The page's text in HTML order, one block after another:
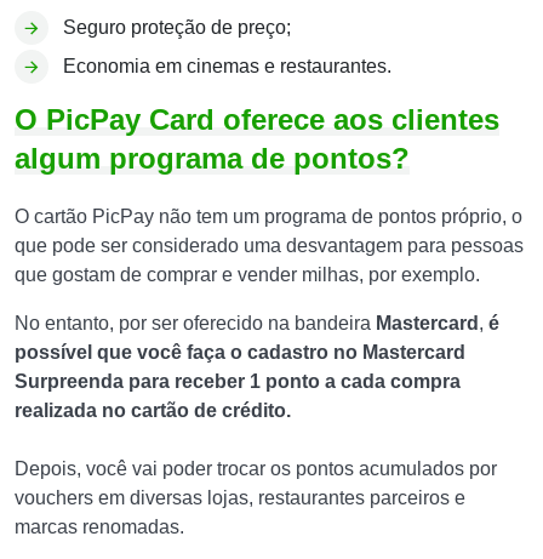
Seguro proteção de preço;
Economia em cinemas e restaurantes.
O PicPay Card oferece aos clientes
algum programa de pontos?
O cartão PicPay não tem um programa de pontos próprio, o
que pode ser considerado uma desvantagem para pessoas
que gostam de comprar e vender milhas, por exemplo.
No entanto, por ser oferecido na bandeira Mastercard , é
possível que você faça o cadastro no Mastercard
Surpreenda para receber 1 ponto a cada compra
realizada no cartão de crédito.
Depois, você vai poder trocar os pontos acumulados por
vouchers em diversas lojas, restaurantes parceiros e
marcas renomadas.